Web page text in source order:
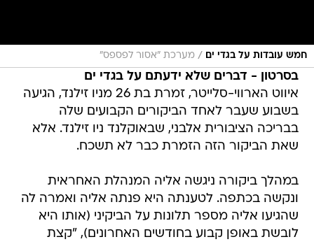
חמש עובדות על בגדי ים / מערכת "אסור לפספס"
בסרטון - דברים שלא ידעתם על בגדי ים
איווט הארווי-סלייטר, זמרת בת 26 מניו זילנד, הגיעה
בשבוע שעבר לאחד הביקורים הקבועים שלה
בבריכה הציבורית אלבני, שבאוקלנד ניו זילנד. אלא
שאת הביקור הזה הזמרת כבר לא תשכח.
במהלך ביקורה ניגשה אליה המנהלת האחראית
ונקשה בכתפה. לטענתה היא פנתה אליה ואמרה לה
שהגיעו אליה מספר תלונות על הביקיני (אותו היא
לובשת באופן קבוע בחודשים האחרונים), "קצת